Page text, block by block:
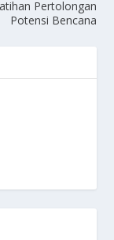
Pertolongan
Potensi Bencana